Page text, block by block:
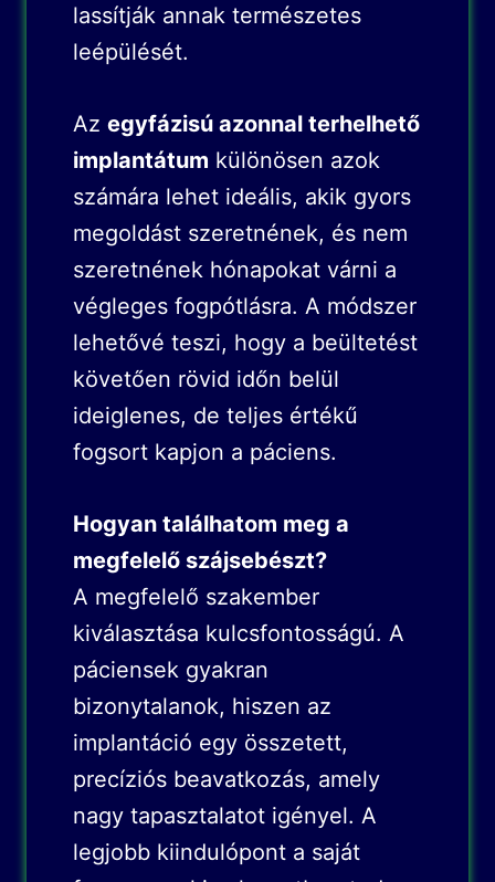
lassítják annak természetes
leépülését.
Az egyfázisú azonnal terhelhető
implantátum különösen azok
számára lehet ideális, akik gyors
megoldást szeretnének, és nem
szeretnének hónapokat várni a
végleges fogpótlásra. A módszer
lehetővé teszi, hogy a beültetést
követően rövid időn belül
ideiglenes, de teljes értékű
fogsort kapjon a páciens.
Hogyan találhatom meg a
megfelelő szájsebészt?
A megfelelő szakember
kiválasztása kulcsfontosságú. A
páciensek gyakran
bizonytalanok, hiszen az
implantáció egy összetett,
precíziós beavatkozás, amely
nagy tapasztalatot igényel. A
legjobb kiindulópont a saját